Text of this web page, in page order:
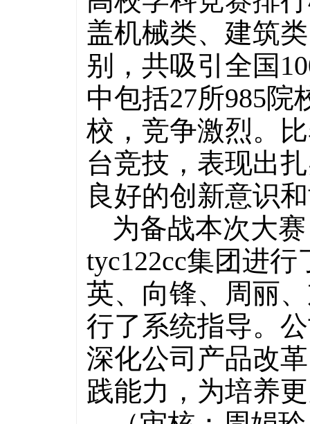
盖机械类、建筑
别，共吸引全国
中包括27所985院
校，竞争激烈。
台竞技，表现出
良好的创新意识
为备战本次大
tyc122cc集团进
英、向锋、周丽
行了系统指导。
深化公司产品改
践能力，为培养